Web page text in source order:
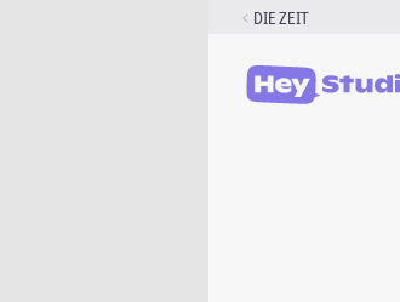
DIE ZEIT